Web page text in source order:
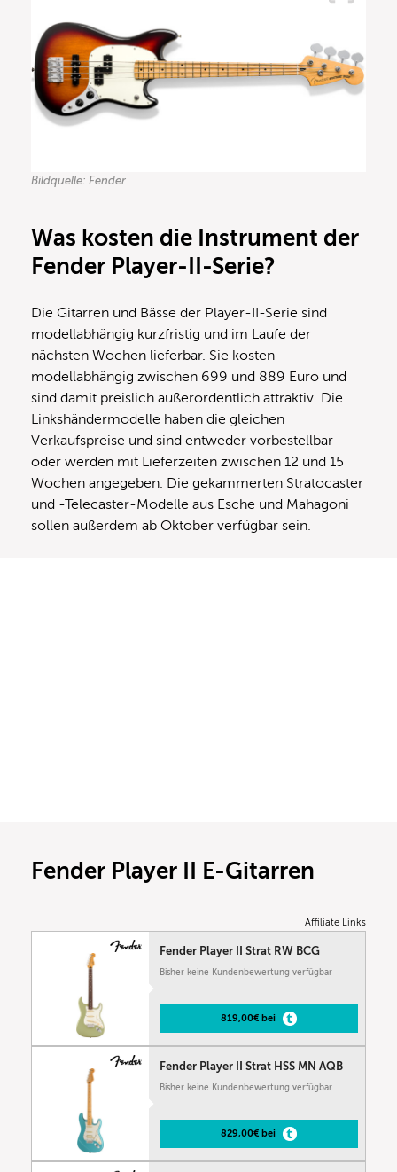
Bildquelle: Fender
Was kosten die Instrument der
Fender Player-II-Serie?
Die Gitarren und Bässe der Player-II-Serie sind
modellabhängig kurzfristig und im Laufe der
nächsten Wochen lieferbar. Sie kosten
modellabhängig zwischen 699 und 889 Euro und
sind damit preislich außerordentlich attraktiv. Die
Linkshändermodelle haben die gleichen
Verkaufspreise und sind entweder vorbestellbar
oder werden mit Lieferzeiten zwischen 12 und 15
Wochen angegeben. Die gekammerten Stratocaster
und -Telecaster-Modelle aus Esche und Mahagoni
sollen außerdem ab Oktober verfügbar sein.
Fender Player II E-Gitarren
Affiliate Links
Fender Player II Strat RW BCG
Bisher keine Kundenbewertung verfügbar
819,00€ bei
Fender Player II Strat HSS MN AQB
Bisher keine Kundenbewertung verfügbar
829,00€ bei